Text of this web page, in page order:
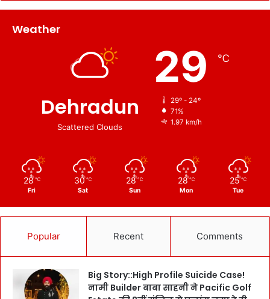
Weather
Dehradun
Scattered Clouds
29 ℃
29º - 24º
71%
1.97 km/h
28 ℃
Fri
30 ℃
Sat
28 ℃
Sun
28 ℃
Mon
25 ℃
Tue
Popular Recent Comments
Big Story::High Profile Suicide Case!
नामी Builder बाबा साहनी ने Pacific Golf